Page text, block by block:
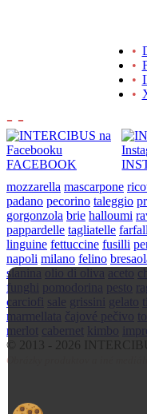
•
•
•
•
- -
FACEBOOK
mozzarella mascarpone
padano pecorino taleggio
gorgonzola brie halloumi
pappardelle tagliatelle
linguine fettuccine fusilli
napoli milano felino
slanina olio di oliva aceto
funghi
pomodorina pesto
carciofi
sale grissini gelato
marmellata čajové pečivo
merlot cabernet kimbo
© 2013 -
2026
Obrázky produktov a iné